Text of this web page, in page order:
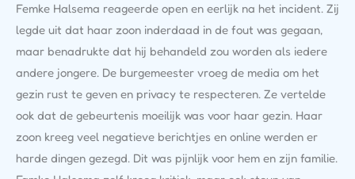
Femke Halsema reageerde open en eerlijk na het incident. Zij
legde uit dat haar zoon inderdaad in de fout was gegaan,
maar benadrukte dat hij behandeld zou worden als iedere
andere jongere. De burgemeester vroeg de media om het
gezin rust te geven en privacy te respecteren. Ze vertelde
ook dat de gebeurtenis moeilijk was voor haar gezin. Haar
zoon kreeg veel negatieve berichtjes en online werden er
harde dingen gezegd. Dit was pijnlijk voor hem en zijn familie.